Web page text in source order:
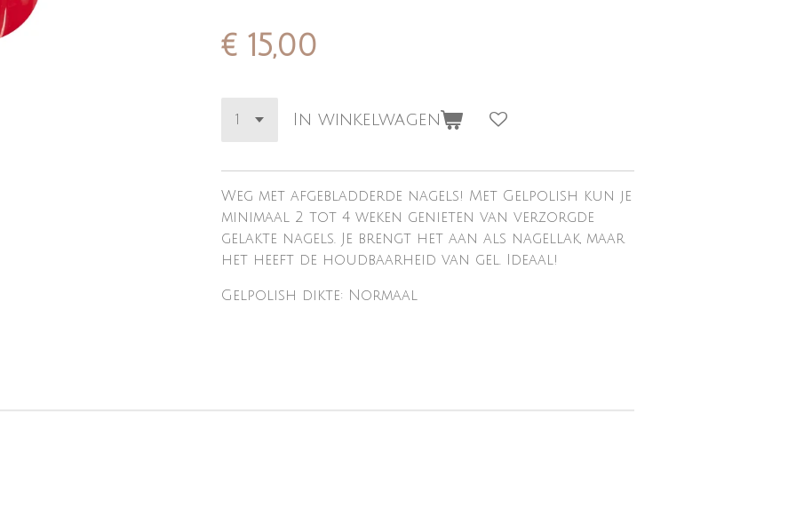
€ 15,00
In winkelwagen
Weg met afgebladderde nagels! Met Gelpolish kun je
minimaal 2 tot 4 weken genieten van verzorgde
gelakte nagels. Je brengt het aan als nagellak, maar
het heeft de houdbaarheid van gel. Ideaal!
Gelpolish dikte: Normaal